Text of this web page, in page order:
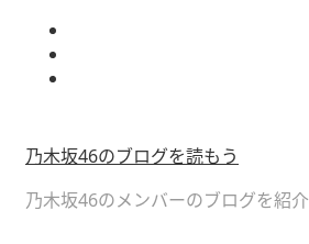
乃木坂46のブログを読もう
乃木坂46のメンバーのブログを紹